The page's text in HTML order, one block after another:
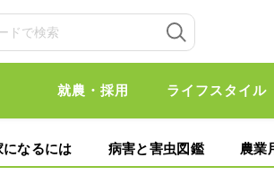
就農・採用 ライフスタイル
になるには 病害と害虫図鑑 農業